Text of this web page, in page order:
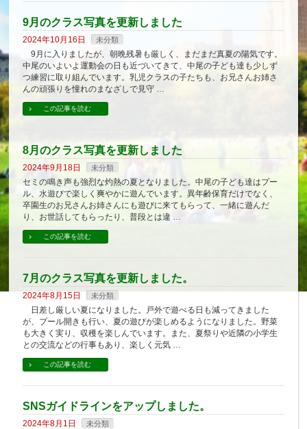
9月のクラス写真を更新しました
2024年10月16日 未分類
9月に入りましたが、朝晩残暑も厳しく、まだまだ真夏の陽気です。
中尾のいよいよ運動会の日も近づいてきて、中尾の子ども達も少しず
つ練習に取り組んでいます。乳児クラスの子たちも、お兄さんお姉さ
んの頑張りを憧れのまなざしで見守 …
この記事を読む
8月のクラス写真を更新しました
2024年9月18日 未分類
セミの鳴き声も強烈な灼熱の夏となりました。中尾の子ども達はプー
ル、水遊びで楽しく爽やかに遊んでいます。異年齢保育だけでなく、
卒園生のお兄さんお姉さんにも遊びに来てもらって、一緒に遊んだ
り、お世話してもらったり、普段とは違 …
この記事を読む
7月のクラス写真を更新しました。
2024年8月15日 未分類
日差し厳しい夏になりました。戸外で遊べる日も減ってきました
が、プール開きも行い、夏の遊びが楽しめるようになりました。野菜
も大きく実り、収穫を楽しんでいます。また、夏祭りや近隣の小学生
との交流などの行事もあり、楽しく元気 …
この記事を読む
SNSガイドラインをアップしました。
2024年8月1日 未分類